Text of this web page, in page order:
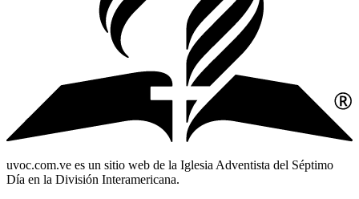
uvoc.com.ve es un sitio web de la Iglesia Adventista del Séptimo
Día en la División Interamericana.